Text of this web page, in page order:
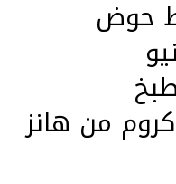
حوض
مطبخ
كروم من هانز